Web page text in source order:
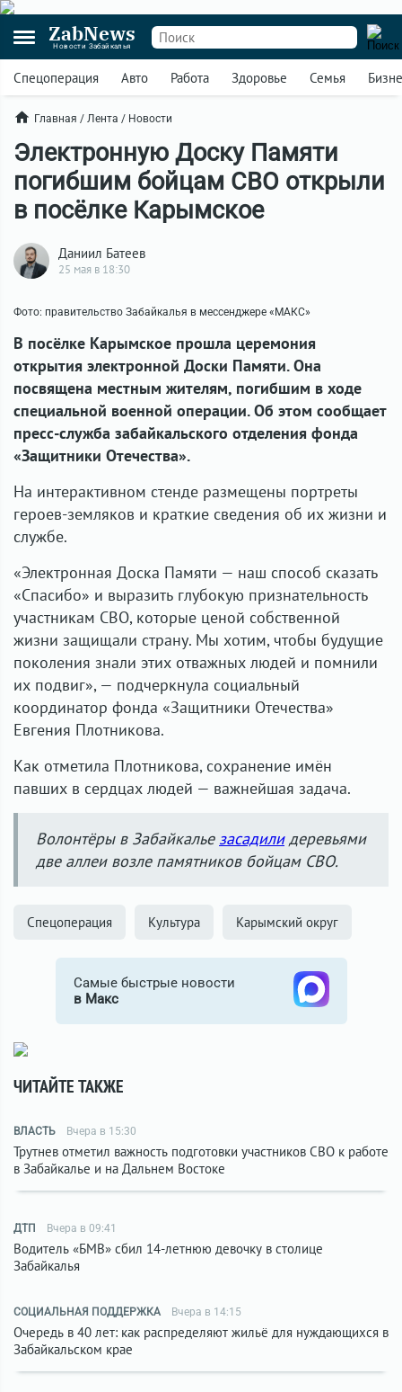
ZabNews
Новости Забайкалья
Спецоперация Авто Работа Здоровье Семья
Главная / Лента / Новости
Электронную Доску Памяти
погибшим бойцам СВО открыли
в посёлке Карымское
Даниил Батеев
25 мая в 18:30
Фото: правительство Забайкалья в мессенджере «МАКС»
В посёлке Карымское прошла церемония
открытия электронной Доски Памяти. Она
посвящена местным жителям, погибшим в ходе
специальной военной операции. Об этом сообщает
пресс-служба забайкальского отделения фонда
«Защитники Отечества».
На интерактивном стенде размещены портреты
героев-земляков и краткие сведения об их жизни и
службе.
«Электронная Доска Памяти — наш способ сказать
«Спасибо» и выразить глубокую признательность
участникам СВО, которые ценой собственной
жизни защищали страну. Мы хотим, чтобы будущие
поколения знали этих отважных людей и помнили
их подвиг», — подчеркнула социальный
координатор фонда «Защитники Отечества»
Евгения Плотникова.
Как отметила Плотникова, сохранение имён
павших в сердцах людей — важнейшая задача.
Волонтёры в Забайкалье засадилидеревьями
две аллеи возле памятников бойцам СВО.
Спецоперация Культура Карымский округ
Самые быстрые новости
в Макс
ЧИТАЙТЕ ТАКЖЕ
ВЛАСТЬ Вчера в 15:30
Трутнев отметил важность подготовки участников СВО к работе
в Забайкалье и на Дальнем Востоке
ДТП Вчера в 09:41
Водитель «БМВ» сбил 14-летнюю девочку в столице
Забайкалья
СОЦИАЛЬНАЯ ПОДДЕРЖКА Вчера в 14:15
Очередь в 40 лет: как распределяют жильё для нуждающихся в
Забайкальском крае